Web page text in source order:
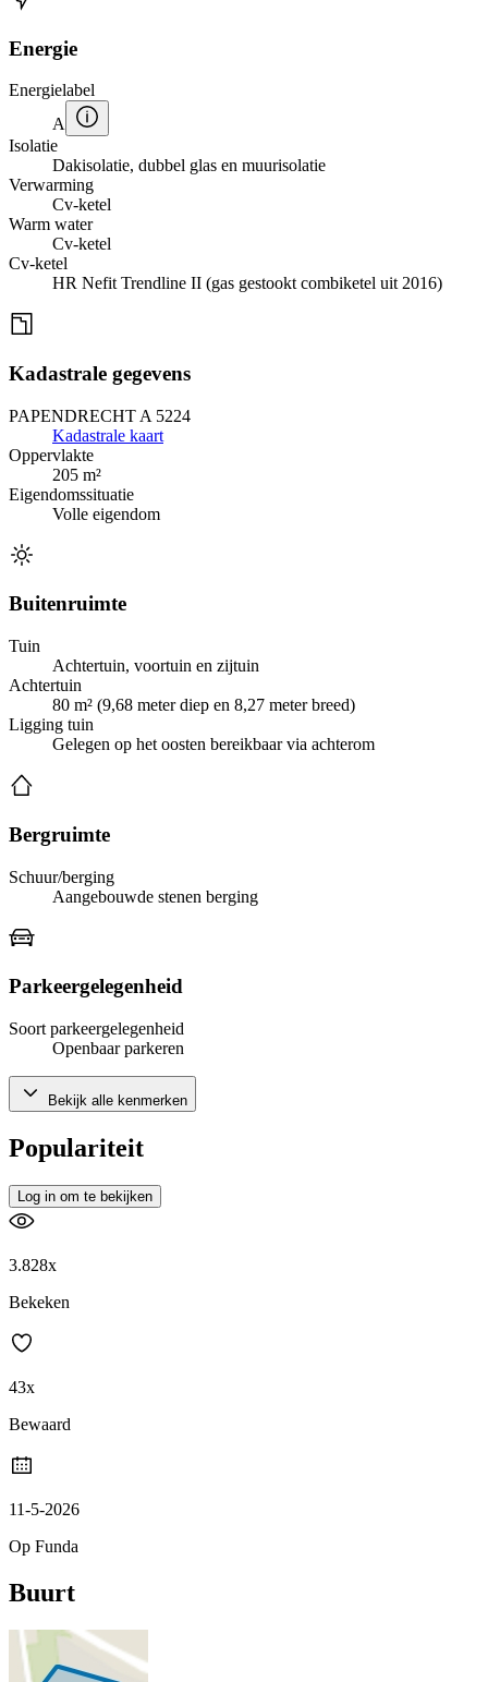
Energie
Energielabel
A
Isolatie
Dakisolatie, dubbel glas en muurisolatie
Verwarming
Cv-ketel
Warm water
Cv-ketel
Cv-ketel
HR Nefit Trendline II (gas gestookt combiketel uit 2016)
Kadastrale gegevens
PAPENDRECHT A 5224
Kadastrale kaart
Oppervlakte
205 m²
Eigendomssituatie
Volle eigendom
Buitenruimte
Tuin
Achtertuin, voortuin en zijtuin
Achtertuin
80 m² (9,68 meter diep en 8,27 meter breed)
Ligging tuin
Gelegen op het oosten bereikbaar via achterom
Bergruimte
Schuur/berging
Aangebouwde stenen berging
Parkeergelegenheid
Soort parkeergelegenheid
Openbaar parkeren
Bekijk alle kenmerken
Populariteit
Log in om te bekijken
3.828x
Bekeken
43x
Bewaard
11-5-2026
Op Funda
Buurt